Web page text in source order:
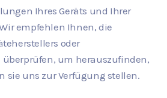
Ihres Geräts und Ihrer
empfehlen Ihnen, die
oder
überprüfen, um herauszufinden,
sie uns zur Verfügung stellen.